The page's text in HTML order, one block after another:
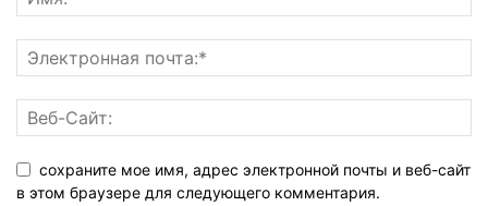
сохраните мое имя, адрес электронной почты и веб-сайт
в этом браузере для следующего комментария.